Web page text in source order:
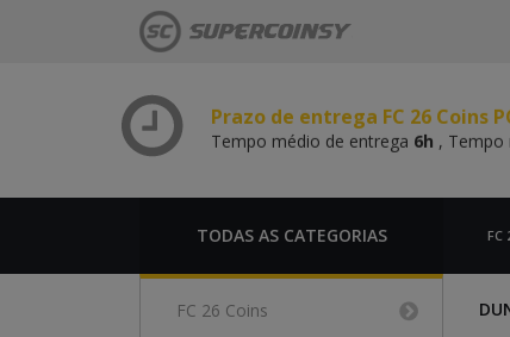
Prazo de entrega FC 26 Coins
Tempo médio de entrega 6h ,
Tempo médio de entrega6h,
TODAS AS CATEGORIAS FC
FC 26 Coins